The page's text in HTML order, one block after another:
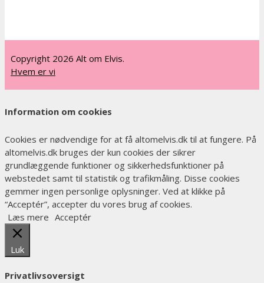
Copyright 2026 Alt om Elvis.
Hvem er vi
Information om cookies
Cookies er nødvendige for at få altomelvis.dk til at fungere. På
altomelvis.dk bruges der kun cookies der sikrer
grundlæggende funktioner og sikkerhedsfunktioner på
webstedet samt til statistik og trafikmåling. Disse cookies
gemmer ingen personlige oplysninger. Ved at klikke på
“Acceptér”, accepter du vores brug af cookies.
Læs mere Acceptér
Luk
Privatlivsoversigt